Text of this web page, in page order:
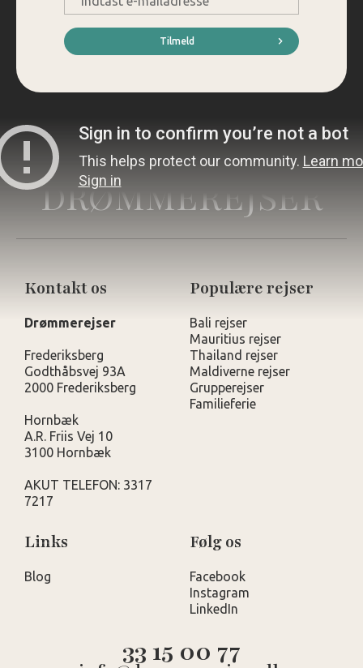
mail
*
Tilmeld
DRØMMEREJSER
Kontakt os
Drømmerejser
Frederiksberg
Godthåbsvej 93A
2000 Frederiksberg
Hornbæk
A.R. Friis Vej 10
3100 Hornbæk
AKUT TELEFON: 3317
7217
Populære rejser
Bali rejser
Mauritius rejser
Thailand rejser
Maldiverne rejser
Grupperejser
Familieferie
Links
Blog
Følg os
Facebook
Instagram
LinkedIn
33 15 00 77